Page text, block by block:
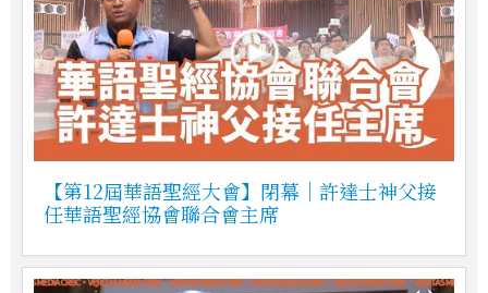
【第12屆華語聖經大會】閉幕｜許達士神父接
任華語聖經協會聯合會主席